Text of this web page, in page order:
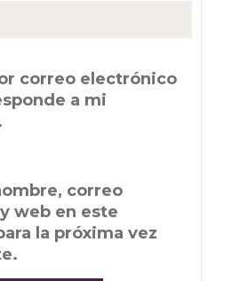
correo electrónico
a mi
correo
web en este
la próxima vez